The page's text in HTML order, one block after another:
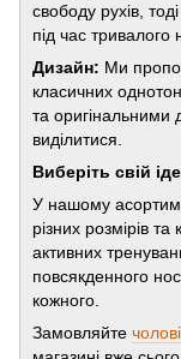
свободу рухів,
під час тривалого
Дизайн: Ми
класичних
та оригінальними
виділитися.
Виберіть свій
У нашому
різних розмірів
активних
повсякденного
кожного.
Замовляйте